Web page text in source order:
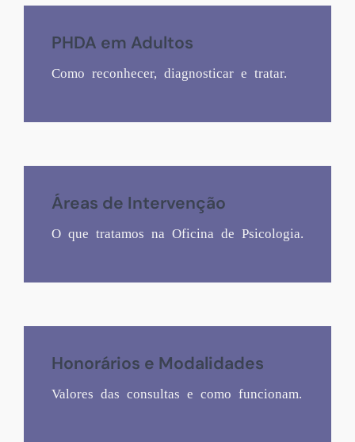
PHDA em Adultos
Como reconhecer, diagnosticar e tratar.
Áreas de Intervenção
O que tratamos na Oficina de Psicologia.
Honorários e Modalidades
Valores das consultas e como funcionam.